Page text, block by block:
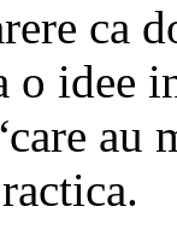
ca
o idee
au